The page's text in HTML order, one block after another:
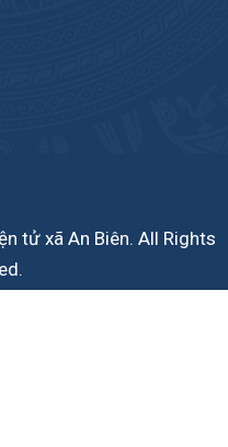
tử xã An Biên. All Rights